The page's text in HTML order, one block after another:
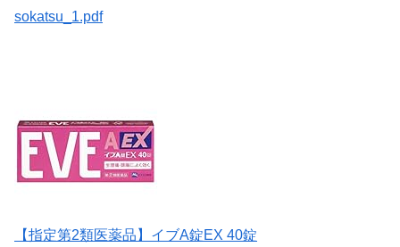
sokatsu_1.pdf
【指定第2類医薬品】イブA錠EX 40錠